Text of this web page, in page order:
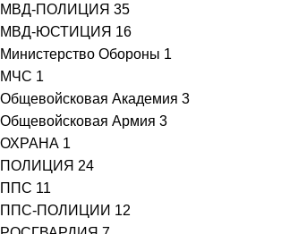
МВД-ПОЛИЦИЯ 35
МВД-ЮСТИЦИЯ 16
Министерство Обороны 1
МЧС 1
Общевойсковая Академия 3
Общевойсковая Армия 3
ОХРАНА 1
ПОЛИЦИЯ 24
ППС 11
ППС-ПОЛИЦИИ 12